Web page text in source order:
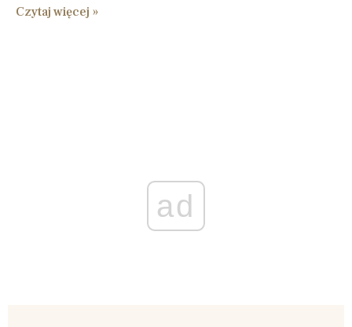
Czytaj więcej »
ad